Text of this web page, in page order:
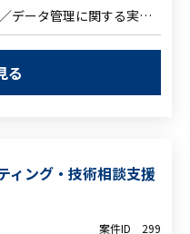
運用指導・改善提案
インシデント対応方針づ
備、教育資料作成
データ管理に関する実務
ョン能力
る
ィング・技術相談支援
案件ID
299